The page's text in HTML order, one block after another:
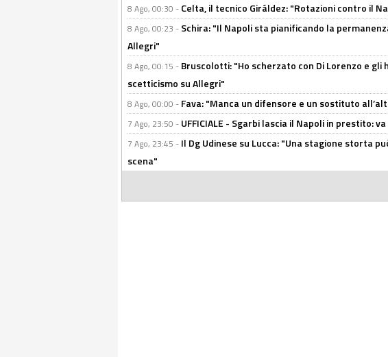
8 Ago, 00:30 - Celta, il tecnico Giráldez: "Rotazioni contro il
8 Ago, 00:23 - Schira: "Il Napoli sta pianificando la
Allegri"
8 Ago, 00:15 - Bruscolotti: "Ho scherzato con Di Lorenzo e gli
scetticismo su Allegri"
8 Ago, 00:00 - Fava: "Manca un difensore e un sostituto
7 Ago, 23:50 - UFFICIALE - Sgarbi lascia il Napoli in prestito:
7 Ago, 23:45 - Il Dg Udinese su Lucca: "Una stagione storta
scena"